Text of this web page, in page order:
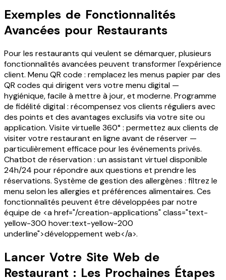
Exemples de Fonctionnalités
Avancées pour Restaurants
Pour les restaurants qui veulent se démarquer, plusieurs
fonctionnalités avancées peuvent transformer l'expérience
client. Menu QR code : remplacez les menus papier par des
QR codes qui dirigent vers votre menu digital —
hygiénique, facile à mettre à jour, et moderne. Programme
de fidélité digital : récompensez vos clients réguliers avec
des points et des avantages exclusifs via votre site ou
application. Visite virtuelle 360° : permettez aux clients de
visiter votre restaurant en ligne avant de réserver —
particulièrement efficace pour les événements privés.
Chatbot de réservation : un assistant virtuel disponible
24h/24 pour répondre aux questions et prendre les
réservations. Système de gestion des allergènes : filtrez le
menu selon les allergies et préférences alimentaires. Ces
fonctionnalités peuvent être développées par notre
équipe de <a href="/creation-applications" class="text-
yellow-300 hover:text-yellow-200
underline">développement web</a>.
Lancer Votre Site Web de
Restaurant : Les Prochaines Étapes